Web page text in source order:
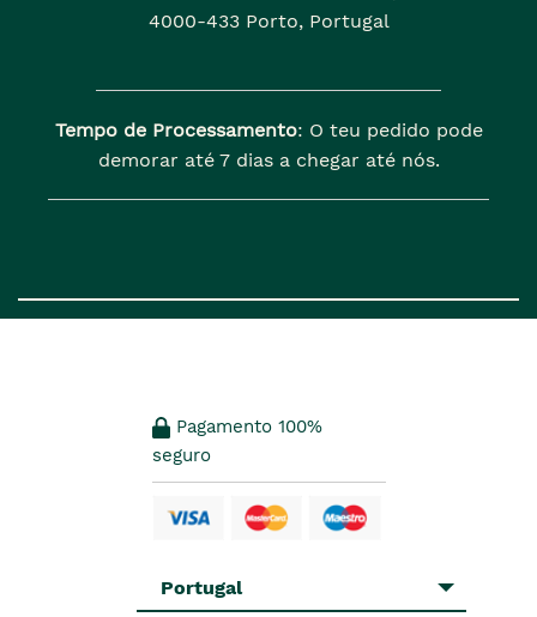
4000-433 Porto, Portugal
Tempo de Processamento: O teu pedido pode
demorar até 7 dias a chegar até nós.
Pagamento 100%
seguro
Portugal